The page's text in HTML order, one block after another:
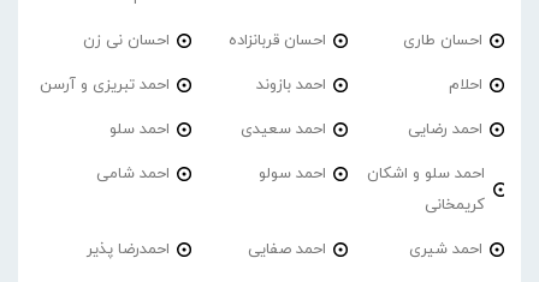
احسان طاری احسان قربانزاده احسان نی زن
احلام احمد بازوند احمد تبریزی و آرسن
احمد‌ رضایی احمد سعیدی احمد سلو
احمد سلو و اشکان
کریمخانی
احمد سولو احمد شامی
احمد شیری احمد صفایی احمدرضا پذیر